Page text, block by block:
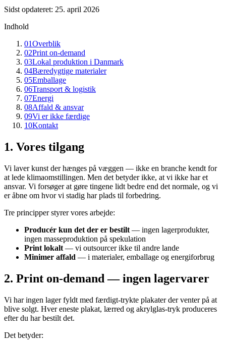
Sidst opdateret: 25. april 2026
Indhold
01Overblik
02Print on-demand
03Lokal produktion i Danmark
04Bæredygtige materialer
05Emballage
06Transport & logistik
07Energi
08Affald & ansvar
09Vi er ikke færdige
10Kontakt
1. Vores tilgang
Vi laver kunst der hænges på væggen — ikke en branche kendt for
at lede klimaomstillingen. Men det betyder ikke, at vi ikke har et
ansvar. Vi forsøger at gøre tingene lidt bedre end det normale, og vi
er åbne om hvor vi stadig har plads til forbedring.
Tre principper styrer vores arbejde:
Producér kun det der er bestilt — ingen lagerprodukter,
ingen masseproduktion på spekulation
Print lokalt — vi outsourcer ikke til andre lande
Minimer affald — i materialer, emballage og energiforbrug
2. Print on-demand — ingen lagervarer
Vi har ingen lager fyldt med færdigt-trykte plakater der venter på at
blive solgt. Hver eneste plakat, lærred og akrylglas-tryk produceres
efter du har bestilt det.
Det betyder: